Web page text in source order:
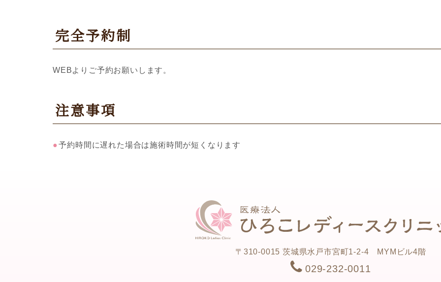
完全予約制
WEBよりご予約お願いします。
注意事項
予約時間に遅れた場合は施術時間が短くなります
〒310-0015茨城県水戸市宮町1-2-4 MYMビル4階
029-232-0011